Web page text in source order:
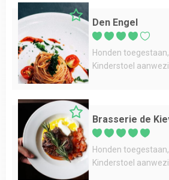
Den Engel
Honden toegestaan
Kinderstoel
Brasserie de
Honden toegestaan
Kinderstoel